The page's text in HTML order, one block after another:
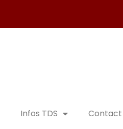
Infos TDS Contact